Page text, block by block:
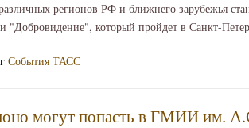
регионов РФ и ближнего зарубежья
"Добровидение", который пройдет в Санкт-
События ТАСС
могут попасть в ГМИИ им.